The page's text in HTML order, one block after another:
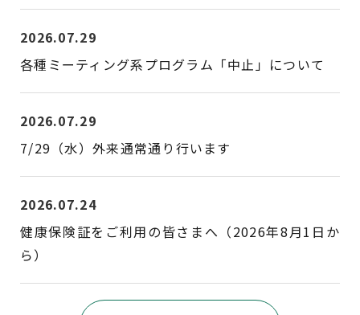
2026.07.29
各種ミーティング系プログラム「中止」について
2026.07.29
7/29（水）外来通常通り行います
2026.07.24
健康保険証をご利用の皆さまへ（2026年8月1日か
ら）